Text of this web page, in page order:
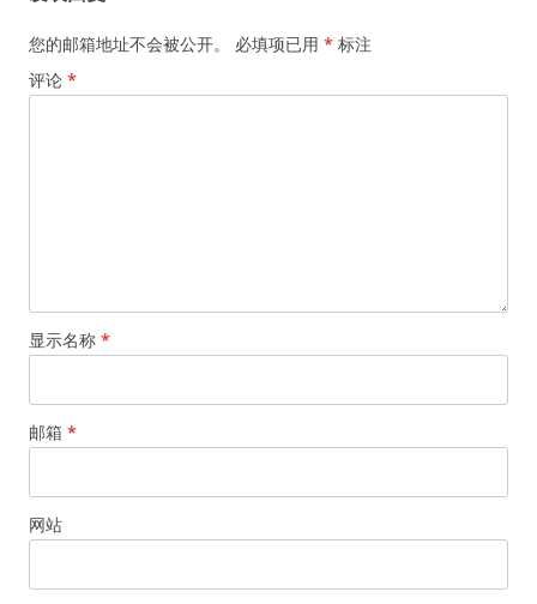
您的邮箱地址不会被公开。 必填项已用 * 标注
评论 *
显示名称 *
邮箱 *
网站